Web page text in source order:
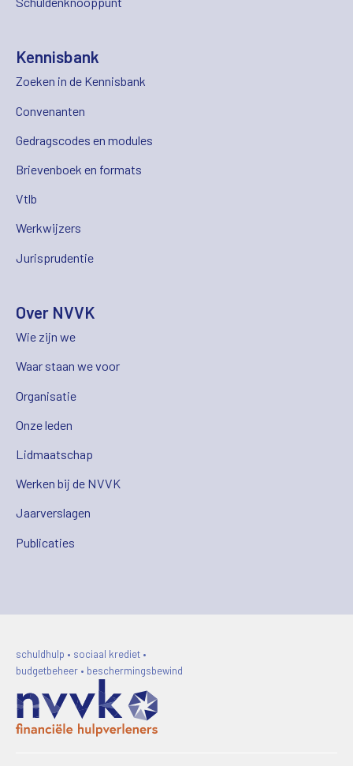
Kennisbank
Zoeken in de Kennisbank
Convenanten
Gedragscodes en modules
Brievenboek en formats
Vtlb
Werkwijzers
Jurisprudentie
Over NVVK
Wie zijn we
Waar staan we voor
Organisatie
Onze leden
Lidmaatschap
Werken bij de NVVK
Jaarverslagen
Publicaties
schuldhulp • sociaal krediet •
budgetbeheer • beschermingsbewind